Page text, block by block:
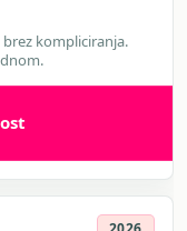
kompliciranja.